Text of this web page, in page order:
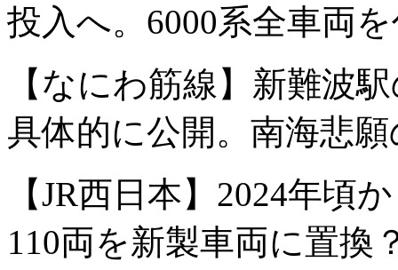
投入へ。6000系全車両
【なにわ筋線】新難波
具体的に公開。南海悲
【JR西日本】2024年頃
110両を新製車両に置換